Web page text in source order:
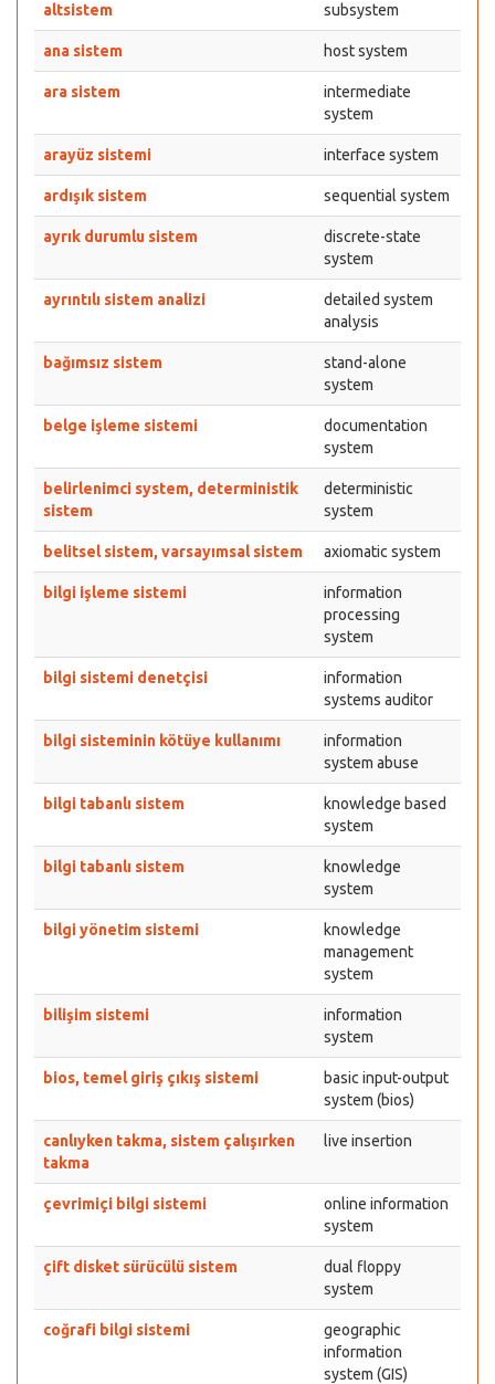
altsistem subsystem
ana sistem host system
ara sistem
intermediate
system
arayüz sistemi interface system
ardışık sistem sequential system
ayrık durumlu sistem
discrete-state
system
ayrıntılı sistem analizi
detailed system
analysis
bağımsız sistem
stand-alone
system
belge işleme sistemi
documentation
system
belirlenimci system, deterministik
sistem
deterministic
system
belitsel sistem, varsayımsal sistem axiomatic system
bilgi işleme sistemi
information
processing
system
bilgi sistemi denetçisi
information
systems auditor
bilgi sisteminin kötüye kullanımı
information
system abuse
bilgi tabanlı sistem
knowledge based
system
bilgi tabanlı sistem
knowledge
system
bilgi yönetim sistemi
knowledge
management
system
bilişim sistemi
information
system
bios, temel giriş çıkış sistemi
basic input-output
system (bios)
canlıyken takma, sistem çalışırken
takma
live insertion
çevrimiçi bilgi sistemi
online information
system
çift disket sürücülü sistem
dual floppy
system
coğrafi bilgi sistemi
geographic
information
system (GIS)